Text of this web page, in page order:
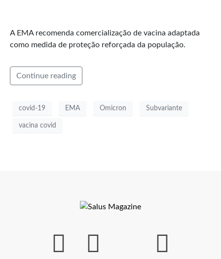
A EMA recomenda comercialização de vacina adaptada
como medida de proteção reforçada da população.
Continue reading
covid-19 EMA Omicron Subvariante
vacina covid